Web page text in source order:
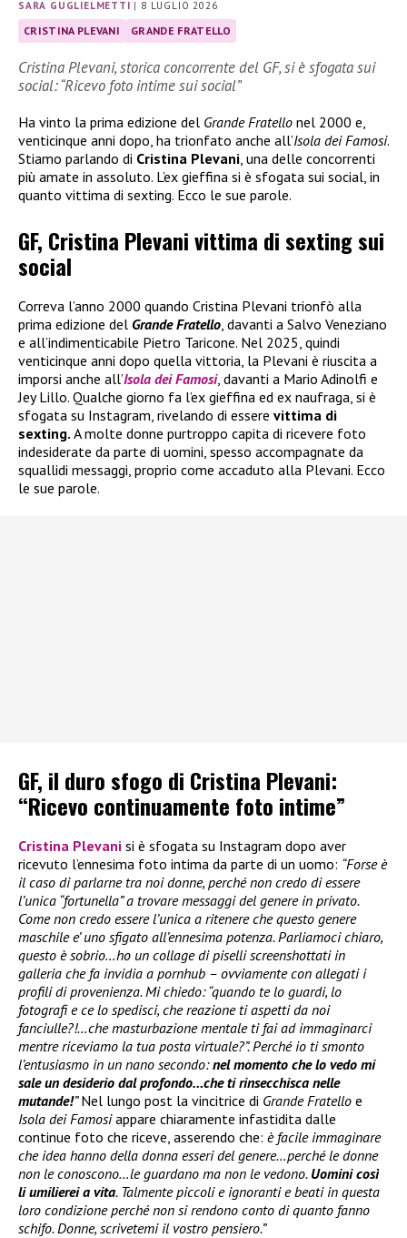
SARA GUGLIELMETTI | 8 LUGLIO 2026
CRISTINA PLEVANI GRANDE FRATELLO
Cristina Plevani, storica concorrente del GF, si è sfogata sui
social: “Ricevo foto intime sui social”
Ha vinto la prima edizione del Grande Fratello nel 2000 e,
venticinque anni dopo, ha trionfato anche all’Isola dei Famosi.
Stiamo parlando di Cristina Plevani , una delle concorrenti
più amate in assoluto. L’ex gieffina si è sfogata sui social, in
quanto vittima di sexting. Ecco le sue parole.
GF, Cristina Plevani vittima di sexting sui
social
Correva l’anno 2000 quando Cristina Plevani trionfò alla
prima edizione del Grande Fratello, davanti a Salvo Veneziano
e all’indimenticabile Pietro Taricone. Nel 2025, quindi
venticinque anni dopo quella vittoria, la Plevani è riuscita a
imporsi anche all’Isola dei Famosi, davanti a Mario Adinolfi e
Jey Lillo. Qualche giorno fa l’ex gieffina ed ex naufraga, si è
sfogata su Instagram, rivelando di essere vittima di
sexting. A molte donne purtroppo capita di ricevere foto
indesiderate da parte di uomini, spesso accompagnate da
squallidi messaggi, proprio come accaduto alla Plevani. Ecco
le sue parole.
GF, il duro sfogo di Cristina Plevani:
“Ricevo continuamente foto intime”
Cristina Plevani si è sfogata su Instagram dopo aver
ricevuto l’ennesima foto intima da parte di un uomo: “Forse è
il caso di parlarne tra noi donne, perché non credo di essere
l’unica “fortunella” a trovare messaggi del genere in privato.
Come non credo essere l’unica a ritenere che questo genere
maschile e’ uno sfigato all’ennesima potenza. Parliamoci chiaro,
questo è sobrio…ho un collage di piselli screenshottati in
galleria che fa invidia a pornhub – ovviamente con allegati i
profili di provenienza. Mi chiedo: “quando te lo guardi, lo
fotografi e ce lo spedisci, che reazione ti aspetti da noi
fanciulle?!…che masturbazione mentale ti fai ad immaginarci
mentre riceviamo la tua posta virtuale?”. Perché io ti smonto
l’entusiasmo in un nano secondo:nel momento che lo vedo mi
sale un desiderio dal profondo…che ti rinsecchisca nelle
mutande!”Nel lungo post la vincitrice di Grande Fratello e
Isola dei Famosiappare chiaramente infastidita dalle
continue foto che riceve, asserendo che: è facile immaginare
che idea hanno della donna esseri del genere…perché le donne
non le conoscono…le guardano ma non le vedono. Uomini così
li umilierei a vita. Talmente piccoli e ignoranti e beati in questa
loro condizione perché non si rendono conto di quanto fanno
schifo. Donne, scrivetemi il vostro pensiero.”